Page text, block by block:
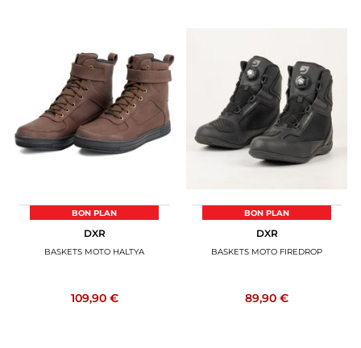
BON PLAN
DXR
BASKETS MOTO HALTYA
109,90 €
BON PLAN
DXR
BASKETS MOTO FIREDROP
89,90 €